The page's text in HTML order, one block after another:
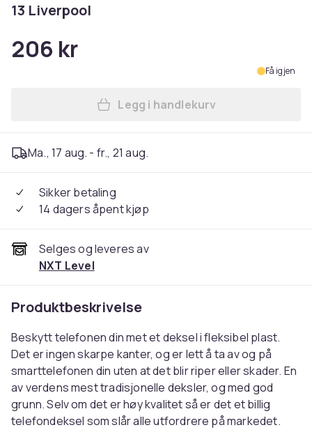
13 Liverpool
206 kr
Få igjen
Legg Kompatibelt
Legg i handlekurv
Ma., 17 aug. - fr., 21 aug.
Sikker betaling
14 dagers åpent kjøp
Selges og leveres av
NXT Level
Produktbeskrivelse
Beskytt telefonen din met et deksel i fleksibel plast.
Det er ingen skarpe kanter, og er lett å ta av og på
smarttelefonen din uten at det blir riper eller skader. En
av verdens mest tradisjonelle deksler, og med god
grunn. Selv om det er høy kvalitet så er det et billig
telefondeksel som slår alle utfordrere på markedet.